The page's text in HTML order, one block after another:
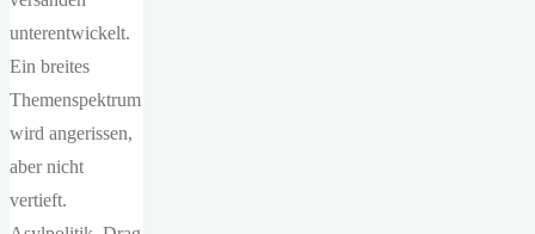
unterentwickelt.
Ein breites
Themenspektrum
wird angerissen,
aber nicht
vertieft.